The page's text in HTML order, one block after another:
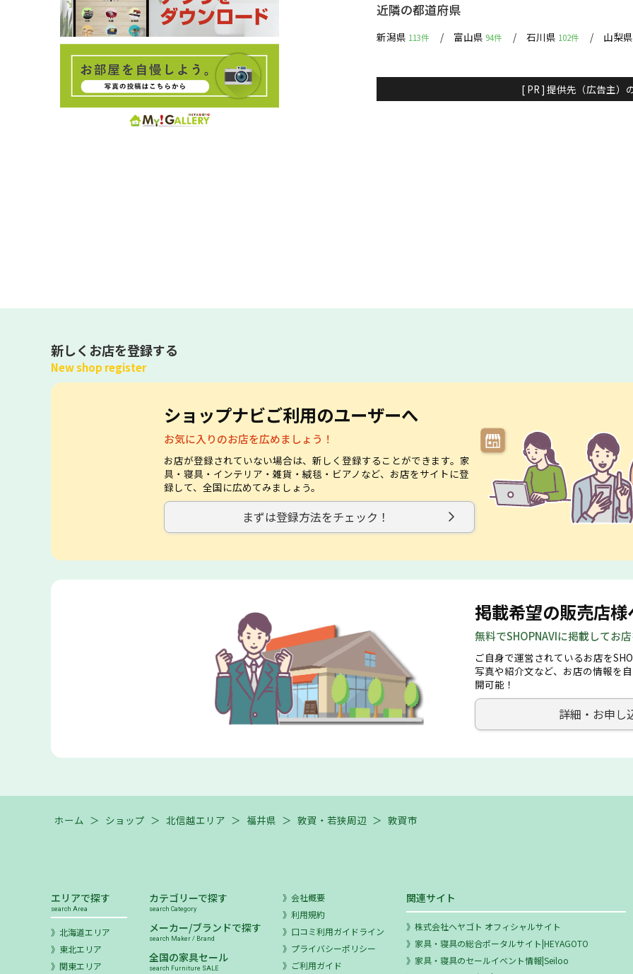
近隣の都道府県
新潟県 113件 富山県 94件 石川県 102件 山梨
[ PR ] 提供先（広告主）
新しくお店を登録する
New shop register
ショップナビご利用のユーザーへ
お気に入りのお店を広めましょう！
お店が登録されていない場合は、新しく登録することができます。家
具・寝具・インテリア・雑貨・絨毯・ビアノなど、お店をサイトに登
録して、全国に広めてみましょう。
まずは登録方法をチェック！
掲載希望の販売店様
無料でSHOPNAVIに掲載してお
ご自身で運営されているお店を
写真や紹介文など、お店の情報を
開可能！
詳細・お申し
ホーム ＞ ショップ ＞ 北信越エリア ＞ 福井県 ＞ 敦賀・若狭周辺 ＞ 敦賀市
エリアで探す
search Area
北海道エリア
東北エリア
関東エリア
カテゴリーで探す
search Category
メーカー/ブランドで探す
search Maker / Brand
全国の家具セール
search Furniture SALE
会社概要
利用規約
口コミ利用ガイドライン
プライバシーポリシー
ご利用ガイド
関連サイト
株式会社ヘヤゴト オフィシャルサイト
家具・寝具の総合ポータルサイト|HEYAGOTO
家具・寝具のセールイベント情報|Seiloo